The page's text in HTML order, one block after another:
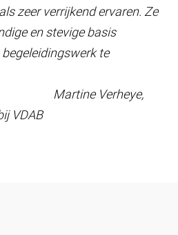
zeer verrijkend ervaren. Ze
en stevige basis
te
Verheye,
VDAB